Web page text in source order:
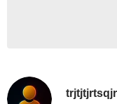
trjtjtjrtsqjr